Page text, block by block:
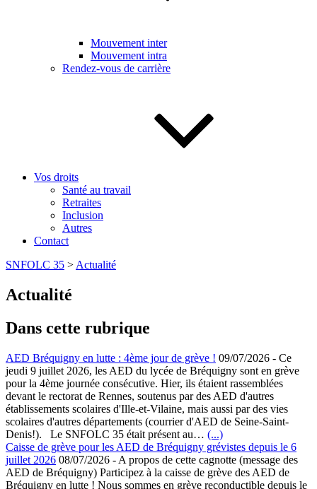
Mouvement inter
Mouvement intra
Rendez-vous de carrière
Vos droits
Santé au travail
Retraites
Inclusion
Autres
Contact
SNFOLC 35 > Actualité
Actualité
Dans cette rubrique
AED Bréquigny en lutte : 4ème jour de grève ! 09/07/2026 - Ce
jeudi 9 juillet 2026, les AED du lycée de Bréquigny sont en grève
pour la 4ème journée consécutive. Hier, ils étaient rassemblées
devant le rectorat de Rennes, soutenus par des AED d'autres
établissements scolaires d'Ille-et-Vilaine, mais aussi par des vies
scolaires d'autres départements (courrier d'AED de Seine-Saint-
Denis!). Le SNFOLC 35 était présent au… (...)
Caisse de grève pour les AED de Bréquigny grévistes depuis le 6
juillet 2026 08/07/2026 - A propos de cette cagnotte (message des
AED de Bréquigny) Participez à la caisse de grève des AED de
Bréquigny en lutte ! Nous sommes en grève reconductible depuis le